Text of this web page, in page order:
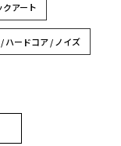
クアート
ハードコア / ノイズ